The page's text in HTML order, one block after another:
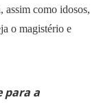
como idosos,
o magistério e
para a